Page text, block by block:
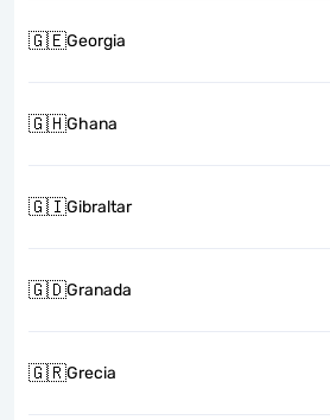
🇬🇪Georgia
🇬🇭Ghana
🇬🇮Gibraltar
🇬🇩Granada
🇬🇷Grecia